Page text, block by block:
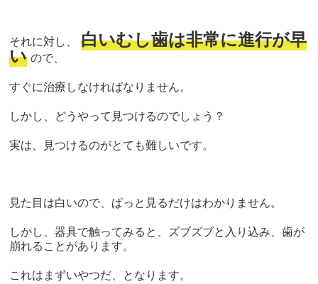
それに対し、
白いむし歯は非常に進行が早
い ので、
すぐに治療しなければなりません。
しかし、どうやって見つけるのでしょう？
実は、見つけるのがとても難しいです。
見た目は白いので、ぱっと見るだけはわかりません。
しかし、器具で触ってみると、ズブズブと入り込み、歯が
崩れることがあります。
これはまずいやつだ、となります。